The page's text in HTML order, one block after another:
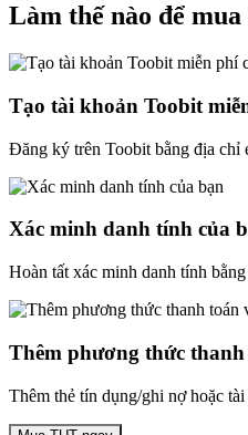
Làm thế nào để
Tạo tài khoản Toobit
Đăng ký trên Toobit bằng địa chỉ
Xác minh danh tính của
Hoàn tất xác minh danh tính
Thêm phương thức
Thêm thẻ tín dụng/ghi nợ hoặc